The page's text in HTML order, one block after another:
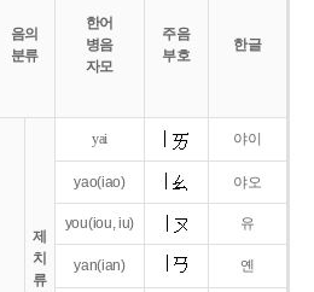
음의
분류
한어
병음
자모
주음
부호
한글
제
치
류
yai 야이
yao(iao) 야오
you(iou,iu) 유
yan(ian) 옌